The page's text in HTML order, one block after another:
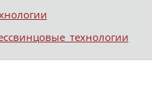
технологии